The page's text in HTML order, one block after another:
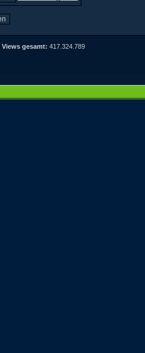
Views gesamt: 417.324.789